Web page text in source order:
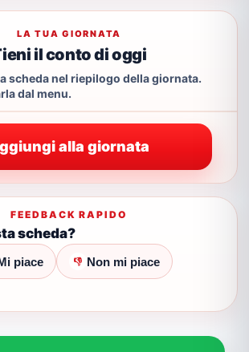
LA TUA GIORNATA
il conto di oggi
scheda nel riepilogo della giornata.
dal menu.
alla giornata
FEEDBACK RAPIDO
scheda?
piace 👎 Non mi piace